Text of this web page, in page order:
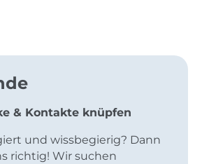
& Kontakte knüpfen
und wissbegierig? Dann
richtig! Wir suchen